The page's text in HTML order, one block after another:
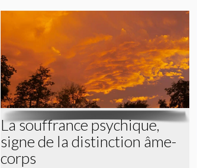
La souffrance psychique,
signe de la distinction âme-
corps